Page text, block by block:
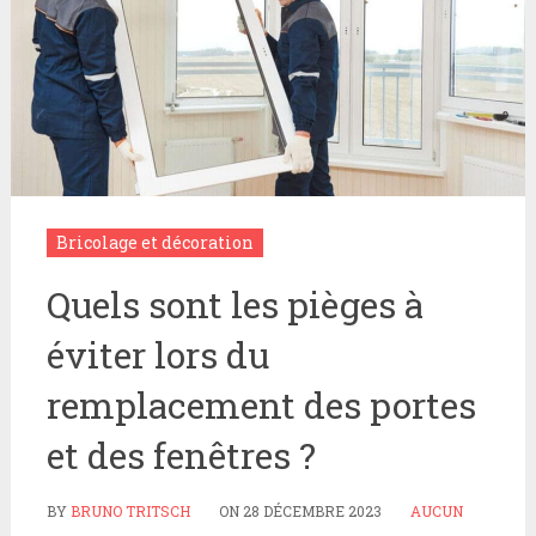
Bricolage et décoration
Quels sont les pièges à
éviter lors du
remplacement des portes
et des fenêtres ?
BY BRUNO TRITSCH ON 28 DÉCEMBRE 2023
AUCUN